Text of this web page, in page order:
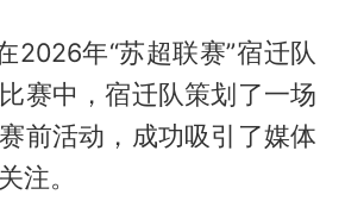
2026年“苏超联赛”宿迁队
赛中，宿迁队策划了一场
前活动，成功吸引了媒体
注。